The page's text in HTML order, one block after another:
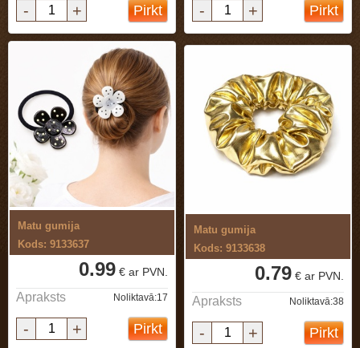
- + Pirkt - + Pirkt
Matu gumija
Kods: 9133637
0.99 € ar PVN.
Apraksts Noliktavā:17
- + Pirkt
Matu gumija
Kods: 9133638
0.79 € ar PVN.
Apraksts Noliktavā:38
- + Pirkt